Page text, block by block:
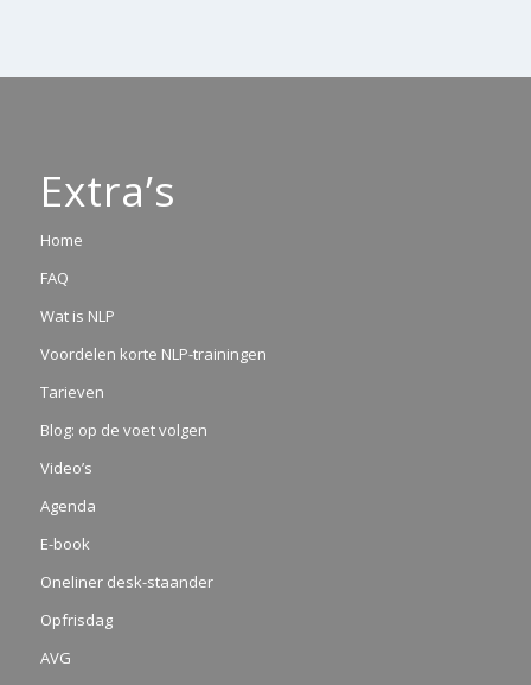
Extra’s
Home
FAQ
Wat is NLP
Voordelen korte NLP-trainingen
Tarieven
Blog: op de voet volgen
Video’s
Agenda
E-book
Oneliner desk-staander
Opfrisdag
AVG